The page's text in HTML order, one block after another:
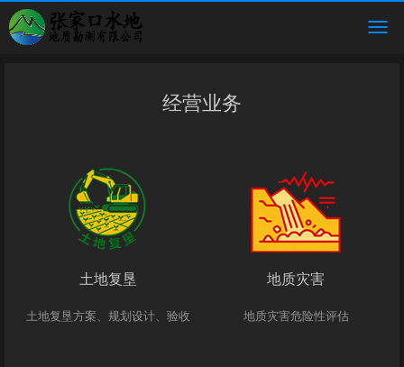
经营业务
土地复垦
土地复垦方案、规划设计、验收
地质灾害
地质灾害危险性评估